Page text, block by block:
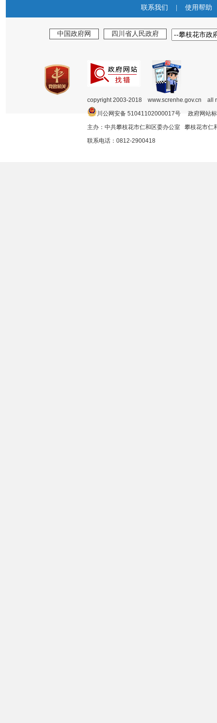
联系我们 使用帮助
中国政府网 四川省人民政府
copyright 2003-2018 www.screnhe.gov.cn
川公网安备 51041102000017号 政府网站
主办：中共攀枝花市仁和区委办公室 攀枝花市
联系电话：0812-2900418